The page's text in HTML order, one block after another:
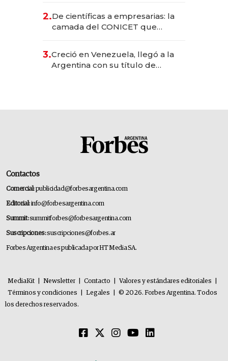
2.De científicas a empresarias: la
camada del CONICET que
3.Creció en Venezuela, llegó a la
Argentina con su título de
Contactos
Comercial:publicidad@forbesargentina.com
Editorial:info@forbesargentina.com
Summit:summitforbes@forbesargentina.com
Suscripciones:suscripciones@forbes.ar
Forbes Argentina es publicada por HT Media SA.
MediaKit Newsletter Contacto Valores y estándares editoriales
Términos y condiciones
Legales
© 2026. Forbes Argentina. Todos
los derechos reservados.